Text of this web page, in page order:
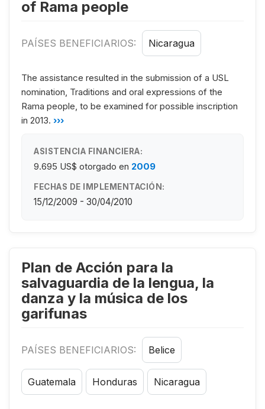
of Rama people
PAÍSES BENEFICIARIOS: Nicaragua
The assistance resulted in the submission of a USL
nomination, Traditions and oral expressions of the
Rama people, to be examined for possible inscription
in 2013. ›››
ASISTENCIA FINANCIERA:
9.695 US$ otorgado en 2009
FECHAS DE IMPLEMENTACIÓN:
15/12/2009 - 30/04/2010
Plan de Acción para la
salvaguardia de la lengua, la
danza y la música de los
garifunas
PAÍSES BENEFICIARIOS: Belice
Guatemala Honduras Nicaragua